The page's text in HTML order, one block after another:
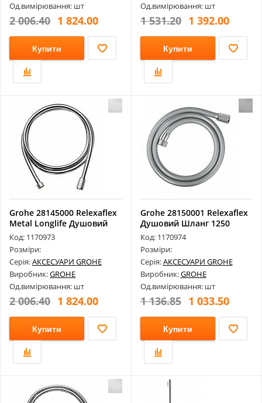
Од.вимірювання: шт
2 006.40 1 824.00
Купити
Од.вимірювання: шт
1 531.20 1 392.00
Купити
Grohe 28145000 Relexaflex
Metal Longlife Душовий
Шла...
Код: 1170973
Розміри:
Серія:АКСЕСУАРИ GROHE
Виробник:GROHE
Од.вимірювання: шт
2 006.40 1 824.00
Купити
Grohe 28150001 Relexaflex
Душовий Шланг 1250
Код: 1170974
Розміри:
Серія:АКСЕСУАРИ GROHE
Виробник:GROHE
Од.вимірювання: шт
1 136.85 1 033.50
Купити